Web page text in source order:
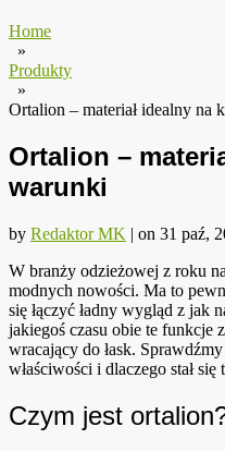
Home
»
Produkty
»
Ortalion – materiał idealny na
Ortalion –
warunki
by Redaktor MK | on 31 paź,
W branży odzieżowej z roku
modnych nowości. Ma to
się łączyć ładny wygląd z jak
jakiegoś czasu obie te funkcje
wracający do łask.
właściwości i dlaczego stał
Czym jest